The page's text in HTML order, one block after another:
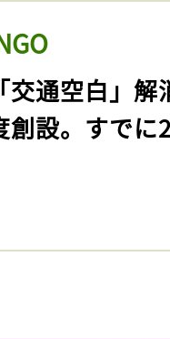
交通空白」解
創設。すでに